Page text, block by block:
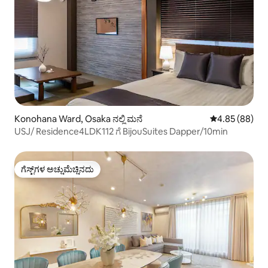
Konohana Ward, Osaka ನಲ್ಲಿ ಮನೆ 5 ರಲ್ಲಿ 4.85
4.85 (88)
USJ/ Residence4LDK112 ಗೆ BijouSuites Dapper/10min
ಗೆಸ್ಟ್‌ಗಳ ಅಚ್ಚುಮೆಚ್ಚಿನದು
ಗೆಸ್ಟ್‌ಗಳ ಅಚ್ಚುಮೆಚ್ಚಿನದು